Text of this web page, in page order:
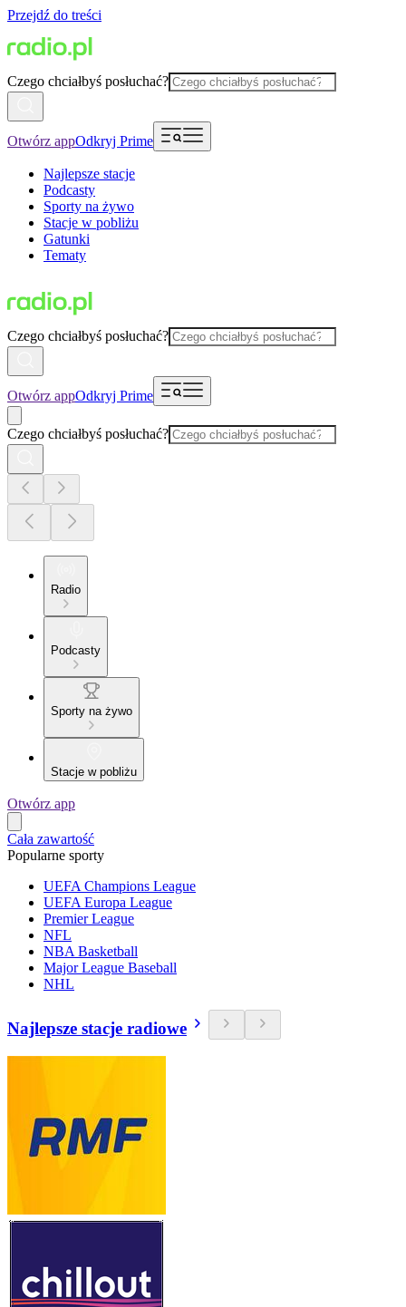
Przejdź do treści
Czego chciałbyś posłuchać?
Otwórz appOdkryj Prime
Najlepsze stacje
Podcasty
Sporty na żywo
Stacje w pobliżu
Gatunki
Tematy
Czego chciałbyś posłuchać?
Otwórz appOdkryj Prime
Czego chciałbyś posłuchać?
Radio
Podcasty
Sporty na żywo
Stacje w pobliżu
Otwórz app
Cała zawartość
Popularne sporty
UEFA Champions League
UEFA Europa League
Premier League
NFL
NBA Basketball
Major League Baseball
NHL
Najlepsze stacje radiowe